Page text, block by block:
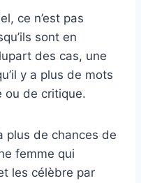
ce n’est pas
sont en
des cas, une
y a plus de mots
ou de critique.
plus de chances de
femme qui
les célèbre par